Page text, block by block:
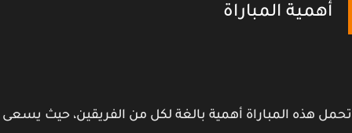
أهمية المباراة
هذه المباراة أهمية بالغة لكل من الفريقين، حيث يسعى